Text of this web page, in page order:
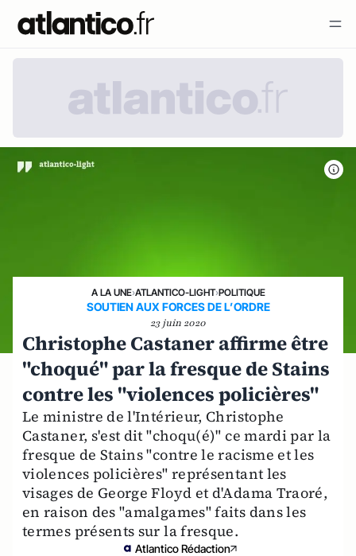
A LA UNE›ATLANTICO-LIGHT›POLITIQUE
SOUTIEN AUX FORCES DE L’ORDRE
23 juin 2020
Christophe Castaner affirme être
"choqué" par la fresque de Stains
contre les "violences policières"
Le ministre de l'Intérieur, Christophe
Castaner, s'est dit "choqu(é)" ce mardi par la
fresque de Stains "contre le racisme et les
violences policières" représentant les
visages de George Floyd et d'Adama Traoré,
en raison des "amalgames" faits dans les
termes présents sur la fresque.
Atlantico Rédaction